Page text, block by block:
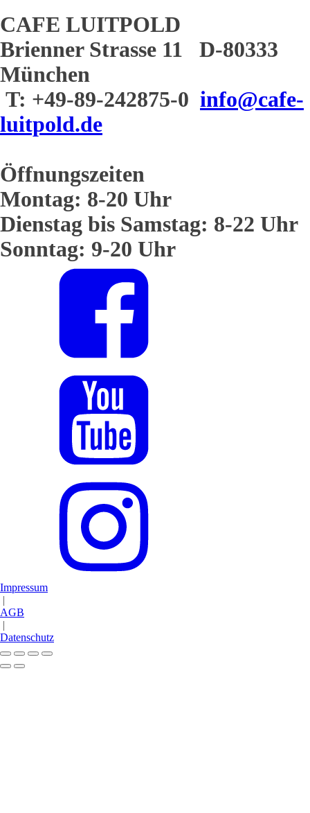
CAFE LUITPOLD
Brienner Strasse 11 D-80333
München
T: +49-89-242875-0 info@cafe-
luitpold.de
Öffnungszeiten
Montag: 8-20 Uhr
Dienstag bis Samstag: 8-22 Uhr
Sonntag: 9-20 Uhr
Impressum
|
AGB
|
Datenschutz